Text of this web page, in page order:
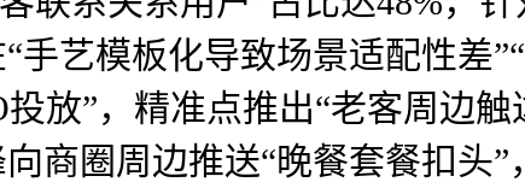
艺模板化导致场景适配性差
放”，精准点推出“老客周边
商圈周边推送“晚餐套餐扣头